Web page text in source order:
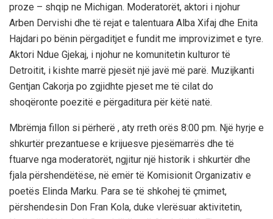
proze – shqip ne Michigan. Moderatorët, aktori i njohur
Arben Dervishi dhe të rejat e talentuara Alba Xifaj dhe Enita
Hajdari po bënin përgaditjet e fundit me improvizimet e tyre.
Aktori Ndue Gjekaj, i njohur ne komunitetin kulturor të
Detroitit, i kishte marrë pjesët një javë më parë. Muzijkanti
Gentjan Cakorja po zgjidhte pjeset me të cilat do
shoqëronte poezitë e përgaditura për këtë natë.
Mbrëmja fillon si përherë , aty rreth orës 8:00 pm. Një hyrje e
shkurtër prezantuese e krijuesve pjesëmarrës dhe të
ftuarve nga moderatorët, ngjitur një historik i shkurtër dhe
fjala përshendëtëse, në emër të Komisionit Organizativ e
poetës Elinda Marku. Para se të shkohej të çmimet,
përshendesin Don Fran Kola, duke vlerësuar aktivitetin,